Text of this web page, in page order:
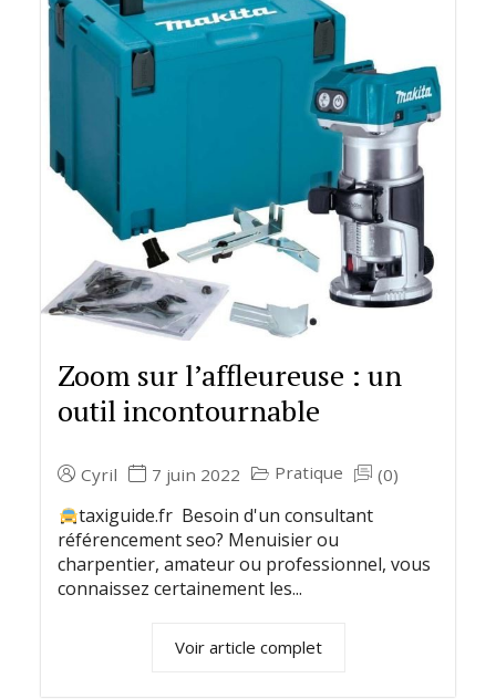
Zoom sur l’affleureuse : un
outil incontournable
Cyril 7 juin 2022 Pratique (0)
taxiguide.fr Besoin d'un consultant
référencement seo? Menuisier ou
charpentier, amateur ou professionnel, vous
connaissez certainement les...
Voir article complet